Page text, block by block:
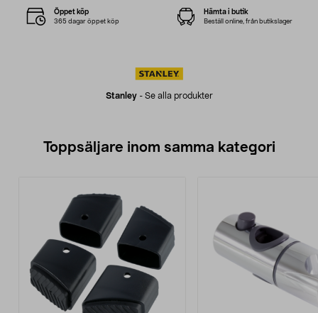
Stanley- Se alla produkter
Öppet köp
365 dagar öppet köp
Hämta i butik
Beställ online, från butikslager
Toppsäljare inom samma kategori